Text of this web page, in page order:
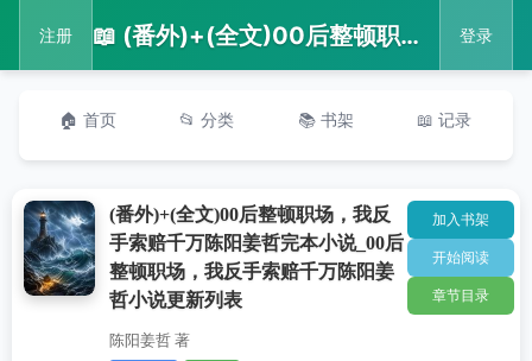
注册 📖 (番外)+(全文)00后整顿职场，我反手索赔千万陈阳姜哲完本小说_00后整顿职场，我反手索赔千万陈阳姜哲小说更新列表 登录
🏠 首页 📂 分类 📚 书架 📖 记录
(番外)+(全文)00后整顿职场，我反
手索赔千万陈阳姜哲完本小说_00后
整顿职场，我反手索赔千万陈阳姜
哲小说更新列表
陈阳姜哲 著
加入书架
开始阅读
章节目录